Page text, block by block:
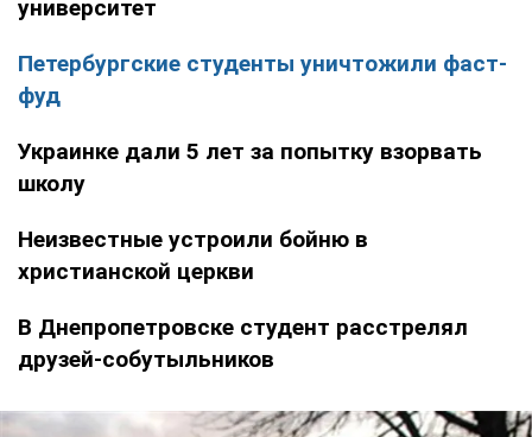
университет
Петербургские студенты уничтожили фаст-
фуд
Украинке дали 5 лет за попытку взорвать
школу
Неизвестные устроили бойню в
христианской церкви
В Днепропетровске студент расстрелял
друзей-собутыльников